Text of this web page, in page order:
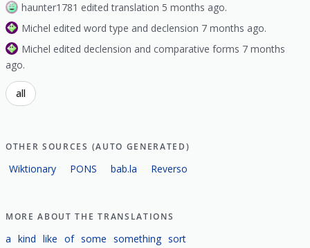
haunter1781 edited translation 5 months ago.
Michel edited word type and declension 7 months ago.
Michel edited declension and comparative forms 7 months
ago.
all
OTHER SOURCES (AUTO GENERATED)
Wiktionary PONS bab.la Reverso
MORE ABOUT THE TRANSLATIONS
a kind like of some something sort